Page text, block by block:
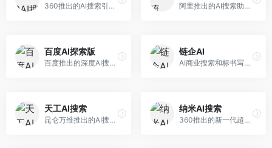
360推出的AI搜索引擎，专注于安全智能搜索。面向普通用户，提供智能问答、网页搜索、内容整理等服务，安全防护能力强。 阿里推出的AI搜索助手，专注于智能信息获取。面向普通用户，提供智能搜索、内容整理、知识问答等服务，与阿里生态深度整合。
百度AI探索版
百度推出的深度AI搜索引擎，整合百度知识图谱。面向中文用户，提供智能问答、知识探索、内容生成等服务，知识覆盖面广。
链企AI
AI商业搜索和标书写作工具，专注于企业服务场景。面向企业用户，提供商业信息搜索、标书生成、企业分析等服务，商业信息专业。
天工AI搜索
昆仑万维推出的AI搜索引擎，整合大模型与搜索能力。面向普通用户，提供智能问答、深度搜索、内容整理等服务，中文搜索体验好。
纳米AI搜索
360推出的新一代超级AI搜索，深度整合360搜索资源。面向普通用户，提供智能问答、多模态搜索、内容生成等服务，安全可靠。